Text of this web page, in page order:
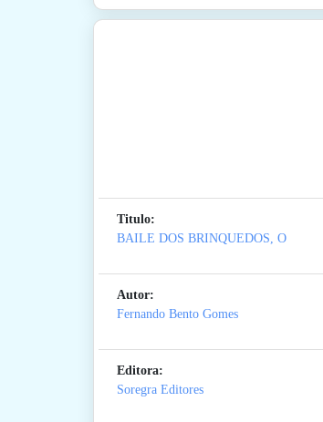
Titulo:
BAILE DOS BRINQUEDOS, O
Autor:
Fernando Bento Gomes
Editora:
Soregra Editores